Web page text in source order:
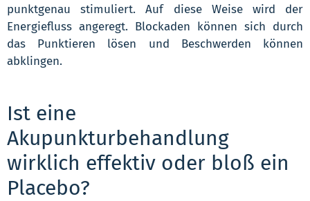
punktgenau stimuliert. Auf diese Weise wird der
Energiefluss angeregt. Blockaden können sich durch
das Punktieren lösen und Beschwerden können
abklingen.
Ist eine
Akupunkturbehandlung
wirklich effektiv oder bloß ein
Placebo?